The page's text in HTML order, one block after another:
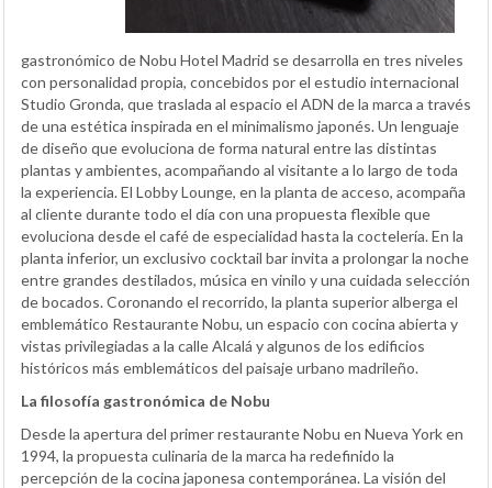
gastronómico de Nobu Hotel Madrid se desarrolla en tres niveles
con personalidad propia, concebidos por el estudio internacional
Studio Gronda, que traslada al espacio el ADN de la marca a través
de una estética inspirada en el minimalismo japonés. Un lenguaje
de diseño que evoluciona de forma natural entre las distintas
plantas y ambientes, acompañando al visitante a lo largo de toda
la experiencia. El Lobby Lounge, en la planta de acceso, acompaña
al cliente durante todo el día con una propuesta flexible que
evoluciona desde el café de especialidad hasta la coctelería. En la
planta inferior, un exclusivo cocktail bar invita a prolongar la noche
entre grandes destilados, música en vinilo y una cuidada selección
de bocados. Coronando el recorrido, la planta superior alberga el
emblemático Restaurante Nobu, un espacio con cocina abierta y
vistas privilegiadas a la calle Alcalá y algunos de los edificios
históricos más emblemáticos del paisaje urbano madrileño.
La filosofía gastronómica de Nobu
Desde la apertura del primer restaurante Nobu en Nueva York en
1994, la propuesta culinaria de la marca ha redefinido la
percepción de la cocina japonesa contemporánea. La visión del